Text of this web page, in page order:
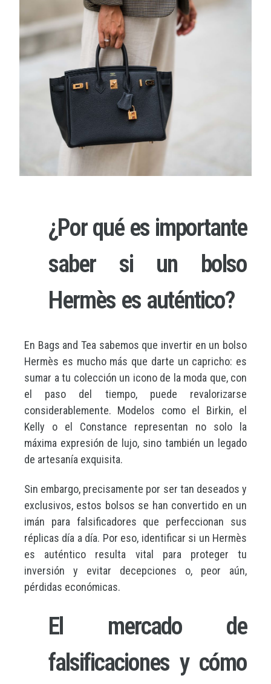
¿Por qué es importante
saber si un bolso
Hermès es auténtico?
En Bags and Tea sabemos que invertir en un bolso
Hermès es mucho más que darte un capricho: es
sumar a tu colección un icono de la moda que, con
el paso del tiempo, puede revalorizarse
considerablemente. Modelos como el Birkin, el
Kelly o el Constance representan no solo la
máxima expresión de lujo, sino también un legado
de artesanía exquisita.
Sin embargo, precisamente por ser tan deseados y
exclusivos, estos bolsos se han convertido en un
imán para falsificadores que perfeccionan sus
réplicas día a día. Por eso, identificar si un Hermès
es auténtico resulta vital para proteger tu
inversión y evitar decepciones o, peor aún,
pérdidas económicas.
El mercado de
falsificaciones y cómo